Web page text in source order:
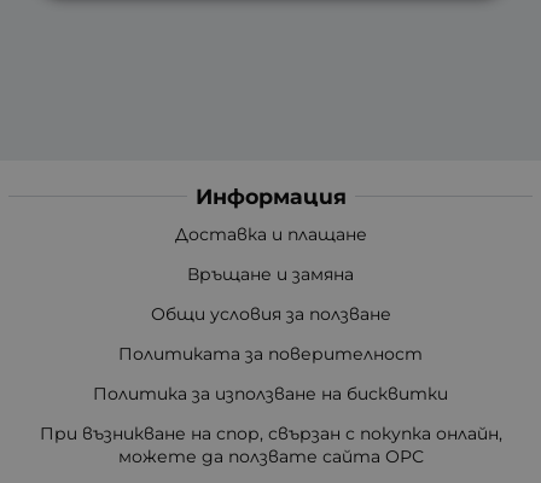
Информация
Доставка и плащане
Връщане и замяна
Общи условия за ползване
Политиката за поверителност
Политика за използване на бисквитки
При възникване на спор, свързан с покупка онлайн,
можете да ползвате сайта ОРС